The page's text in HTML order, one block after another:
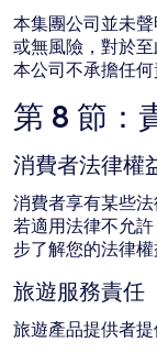
本集團公司並未
或無風險，對於
本公司不承擔任何
第 8 節：
消費者法律權
消費者享有某些
若適用法律不允
步了解您的法律權
旅遊服務責任
旅遊產品提供者提